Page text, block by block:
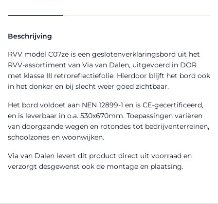
Beschrijving
RVV model C07ze is een geslotenverklaringsbord uit het
RVV-assortiment van Via van Dalen, uitgevoerd in DOR
met klasse III retroreflectiefolie. Hierdoor blijft het bord ook
in het donker en bij slecht weer goed zichtbaar.
Het bord voldoet aan NEN 12899-1 en is CE-gecertificeerd,
en is leverbaar in o.a. 530x670mm. Toepassingen variëren
van doorgaande wegen en rotondes tot bedrijventerreinen,
schoolzones en woonwijken.
Via van Dalen levert dit product direct uit voorraad en
verzorgt desgewenst ook de montage en plaatsing.